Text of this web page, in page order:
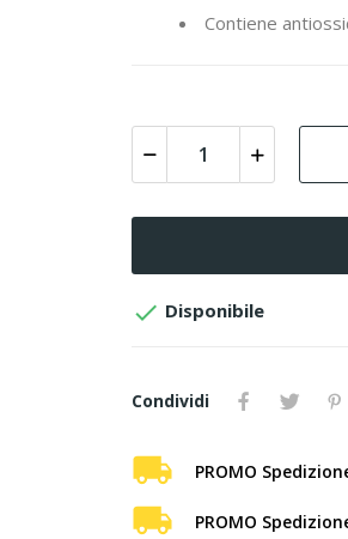
Contiene
 Disponibile
Condividi
PROMO
PROMO